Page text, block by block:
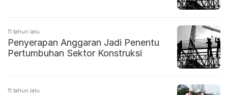
11 tahun lalu
‎Penyerapan Anggaran Jadi Penentu
Pertumbuhan Sektor Konstruksi
11 tahun lalu